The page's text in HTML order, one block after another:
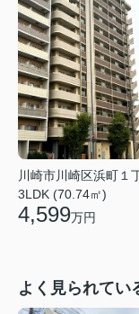
川崎市川崎区浜町１
3LDK (70.74㎡)
4,599万円
よく見られてい